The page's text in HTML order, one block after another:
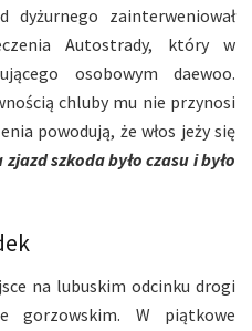
zainterweniował
Autostrady, który w
osobowym daewoo.
chluby mu nie przynosi
powodują, że włos jeży się
zjazd szkoda było czasu i było
na lubuskim odcinku drogi
gorzowskim. W piątkowe